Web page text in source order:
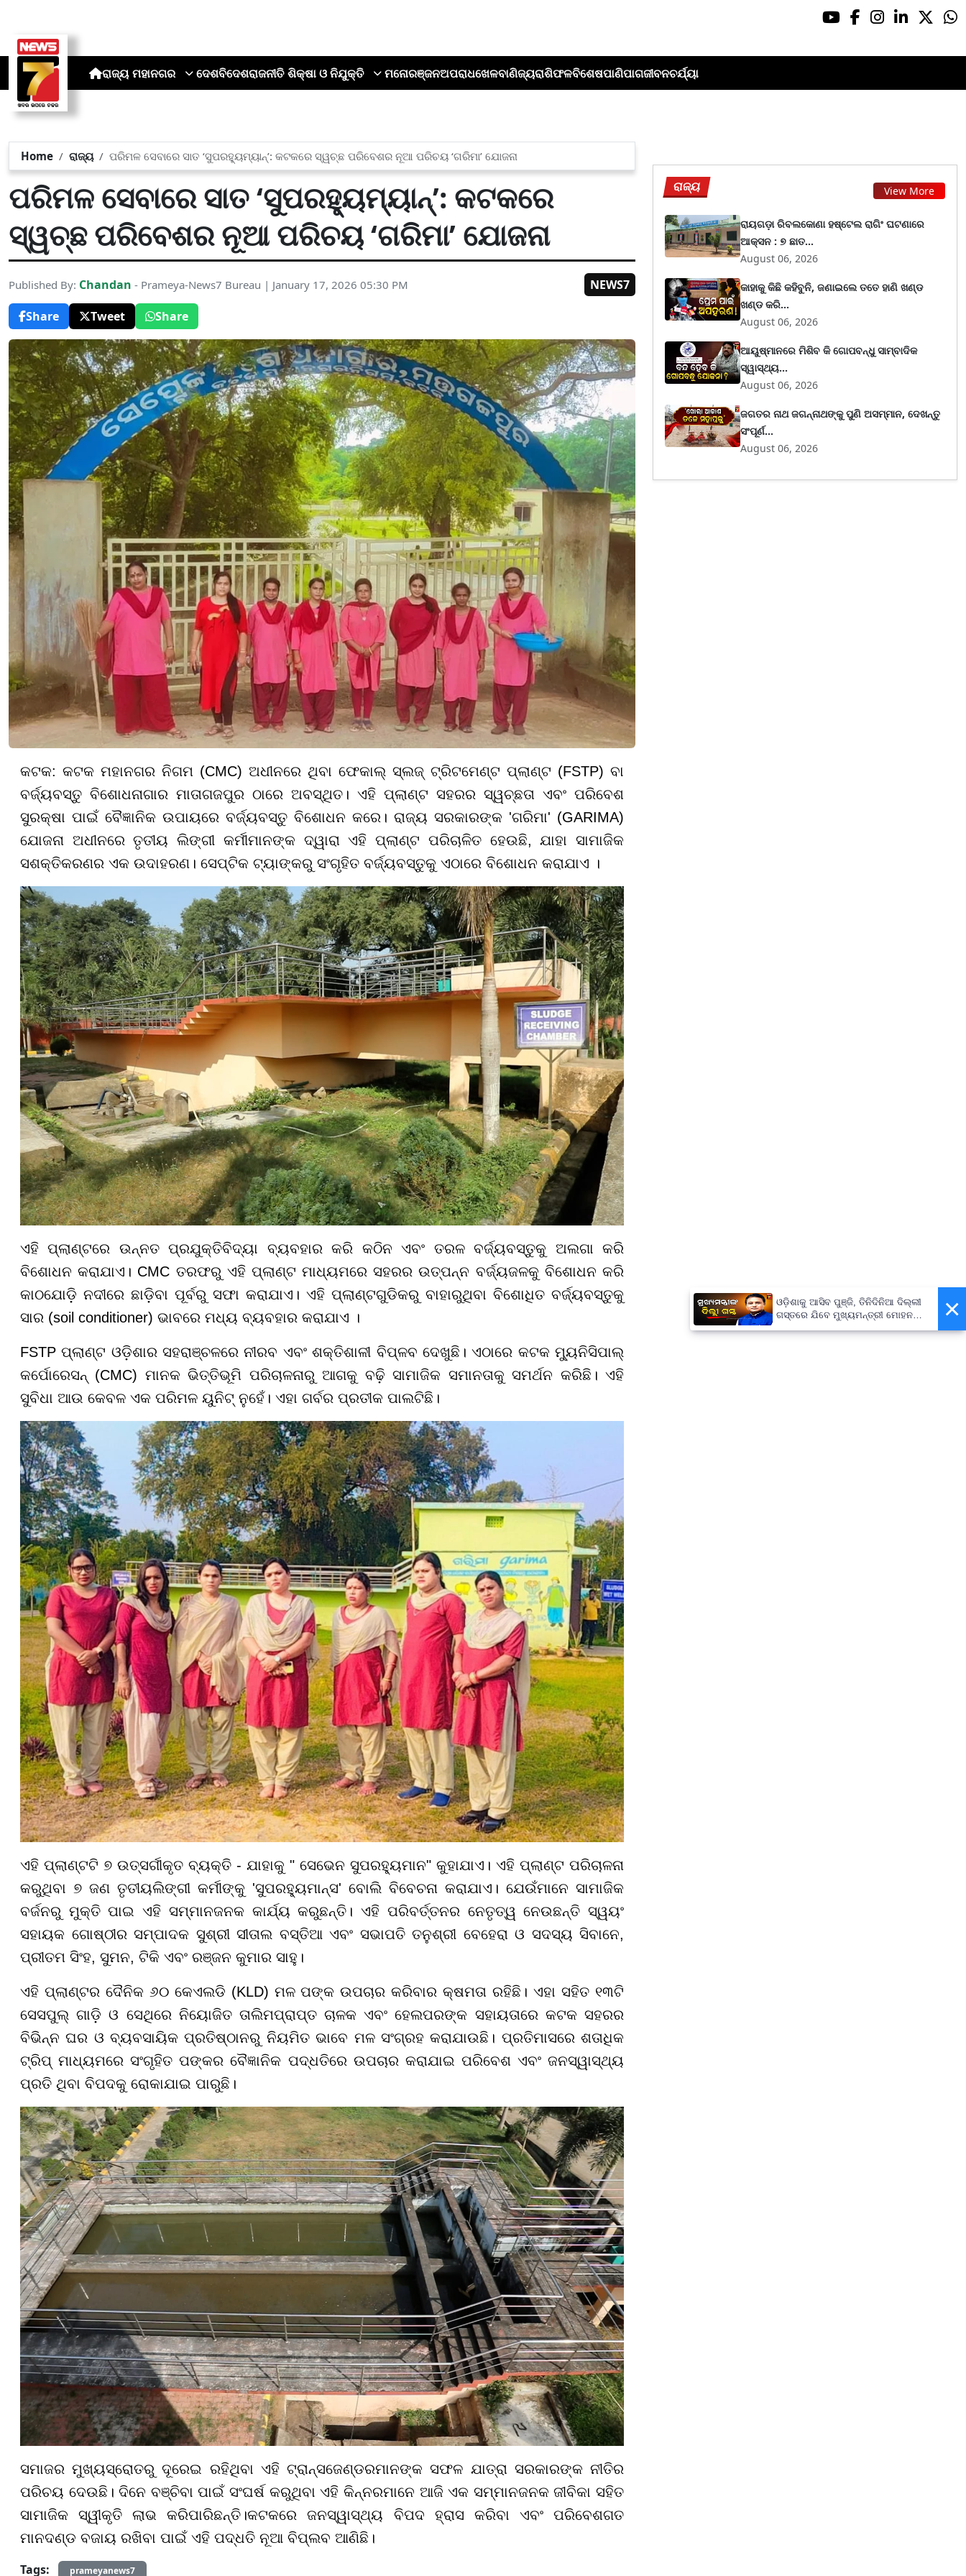
ରାଜ୍ୟ ମହାନଗର ଦେଶବିଦେଶରାଜନୀତି ଶିକ୍ଷା ଓ ନିଯୁକ୍ତି ମନୋରଞ୍ଜନଅପରାଧଖେଳବାଣିଜ୍ୟରାଶିଫଳବିଶେଷପାଣିପାଗଜୀବନଚର୍ଯ୍ୟା
Home ରାଜ୍ୟ ପରିମଳ ସେବାରେ ସାତ ‘ସୁପରହ୍ୟୁମ୍ୟାନ୍’: କଟକରେ ସ୍ୱଚ୍ଛ ପରିବେଶର ନୂଆ ପରିଚୟ ‘ଗରିମା’ ଯୋଜନା
ପରିମଳ ସେବାରେ ସାତ ‘ସୁପରହ୍ୟୁମ୍ୟାନ୍’: କଟକରେ
ସ୍ୱଚ୍ଛ ପରିବେଶର ନୂଆ ପରିଚୟ ‘ଗରିମା’ ଯୋଜନା
Published By: Chandan - Prameya-News7 Bureau | January 17, 2026 05:30 PM
NEWS7
Share
Tweet Share
କଟକ: କଟକ ମହାନଗର ନିଗମ (CMC) ଅଧୀନରେ ଥିବା ଫେକାଲ୍ ସ୍ଲଜ୍ ଟ୍ରିଟମେଣ୍ଟ ପ୍ଲାଣ୍ଟ (FSTP) ବା
ବର୍ଜ୍ୟବସ୍ତୁ ବିଶୋଧନାଗାର ମାତାଗଜପୁର ଠାରେ ଅବସ୍ଥିତ। ଏହି ପ୍ଲାଣ୍ଟ ସହରର ସ୍ୱଚ୍ଛତା ଏବଂ ପରିବେଶ
ସୁରକ୍ଷା ପାଇଁ ବୈଜ୍ଞାନିକ ଉପାୟରେ ବର୍ଜ୍ୟବସ୍ତୁ ବିଶୋଧନ କରେ। ରାଜ୍ୟ ସରକାରଙ୍କ 'ଗରିମା' (GARIMA)
ଯୋଜନା ଅଧୀନରେ ତୃତୀୟ ଲିଙ୍ଗୀ କର୍ମୀମାନଙ୍କ ଦ୍ୱାରା ଏହି ପ୍ଲାଣ୍ଟ ପରିଚାଳିତ ହେଉଛି, ଯାହା ସାମାଜିକ
ସଶକ୍ତିକରଣର ଏକ ଉଦାହରଣ। ସେପ୍ଟିକ ଟ୍ୟାଙ୍କରୁ ସଂଗୃହିତ ବର୍ଜ୍ୟବସ୍ତୁକୁ ଏଠାରେ ବିଶୋଧନ କରାଯାଏ ।
ଏହି ପ୍ଲାଣ୍ଟରେ ଉନ୍ନତ ପ୍ରଯୁକ୍ତିବିଦ୍ୟା ବ୍ୟବହାର କରି କଠିନ ଏବଂ ତରଳ ବର୍ଜ୍ୟବସ୍ତୁକୁ ଅଲଗା କରି
ବିଶୋଧନ କରାଯାଏ। CMC ତରଫରୁ ଏହି ପ୍ଲାଣ୍ଟ ମାଧ୍ୟମରେ ସହରର ଉତ୍ପନ୍ନ ବର୍ଜ୍ୟଜଳକୁ ବିଶୋଧନ କରି
କାଠଯୋଡ଼ି ନଦୀରେ ଛାଡ଼ିବା ପୂର୍ବରୁ ସଫା କରାଯାଏ। ଏହି ପ୍ଲାଣ୍ଟଗୁଡିକରୁ ବାହାରୁଥିବା ବିଶୋଧିତ ବର୍ଜ୍ୟବସ୍ତୁକୁ
ସାର (soil conditioner) ଭାବରେ ମଧ୍ୟ ବ୍ୟବହାର କରାଯାଏ ।
FSTP ପ୍ଲାଣ୍ଟ ଓଡ଼ିଶାର ସହରାଞ୍ଚଳରେ ନୀରବ ଏବଂ ଶକ୍ତିଶାଳୀ ବିପ୍ଳବ ଦେଖୁଛି। ଏଠାରେ କଟକ ମ୍ୟୁନିସିପାଲ୍
କର୍ପୋରେସନ୍ (CMC) ମାନକ ଭିତ୍ତିଭୂମି ପରିଚାଳନାରୁ ଆଗକୁ ବଢ଼ି ସାମାଜିକ ସମାନତାକୁ ସମର୍ଥନ କରିଛି। ଏହି
ସୁବିଧା ଆଉ କେବଳ ଏକ ପରିମଳ ୟୁନିଟ୍ ନୁହେଁ। ଏହା ଗର୍ବର ପ୍ରତୀକ ପାଲଟିଛି।
ଏହି ପ୍ଲାଣ୍ଟଟି ୭ ଉତ୍ସର୍ଗୀକୃତ ବ୍ୟକ୍ତି - ଯାହାକୁ " ସେଭେନ ସୁପରହ୍ୟୁମାନ" କୁହାଯାଏ। ଏହି ପ୍ଲାଣ୍ଟ ପରିଚାଳନା
କରୁଥିବା ୭ ଜଣ ତୃତୀୟଲିଙ୍ଗୀ କର୍ମୀଙ୍କୁ 'ସୁପରହ୍ୟୁମାନ୍ସ' ବୋଲି ବିବେଚନା କରାଯାଏ। ଯେଉଁମାନେ ସାମାଜିକ
ବର୍ଜନରୁ ମୁକ୍ତି ପାଇ ଏହି ସମ୍ମାନଜନକ କାର୍ଯ୍ୟ କରୁଛନ୍ତି। ଏହି ପରିବର୍ତ୍ତନର ନେତୃତ୍ୱ ନେଉଛନ୍ତି ସ୍ୱୟଂ
ସହାୟକ ଗୋଷ୍ଠୀର ସମ୍ପାଦକ ସୁଶ୍ରୀ ସୀତାଲ ବସ୍ତିଆ ଏବଂ ସଭାପତି ତନୁଶ୍ରୀ ବେହେରା ଓ ସଦସ୍ୟ ସିବାନେ,
ପ୍ରୀତମ ସିଂହ, ସୁମନ, ଟିକି ଏବଂ ରଞ୍ଜନ କୁମାର ସାହୁ।
ଏହି ପ୍ଲାଣ୍ଟର ଦୈନିକ ୬୦ କେଏଲଡି (KLD) ମଳ ପଙ୍କ ଉପଚାର କରିବାର କ୍ଷମତା ରହିଛି। ଏହା ସହିତ ୧୩ଟି
ସେସପୁଲ୍ ଗାଡ଼ି ଓ ସେଥିରେ ନିୟୋଜିତ ତାଲିମପ୍ରାପ୍ତ ଚାଳକ ଏବଂ ହେଲପରଙ୍କ ସହାୟତାରେ କଟକ ସହରର
ବିଭିନ୍ନ ଘର ଓ ବ୍ୟବସାୟିକ ପ୍ରତିଷ୍ଠାନରୁ ନିୟମିତ ଭାବେ ମଳ ସଂଗ୍ରହ କରାଯାଉଛି। ପ୍ରତିମାସରେ ଶତାଧିକ
ଟ୍ରିପ୍ ମାଧ୍ୟମରେ ସଂଗୃହିତ ପଙ୍କର ବୈଜ୍ଞାନିକ ପଦ୍ଧତିରେ ଉପଚାର କରାଯାଇ ପରିବେଶ ଏବଂ ଜନସ୍ୱାସ୍ଥ୍ୟ
ପ୍ରତି ଥିବା ବିପଦକୁ ରୋକାଯାଇ ପାରୁଛି।
ସମାଜର ମୁଖ୍ୟସ୍ରୋତରୁ ଦୂରେଇ ରହିଥିବା ଏହି ଟ୍ରାନ୍ସଜେଣ୍ଡରମାନଙ୍କ ସଫଳ ଯାତ୍ରା ସରକାରଙ୍କ ନୀତିର
ପରିଚୟ ଦେଉଛି। ଦିନେ ବଞ୍ଚିବା ପାଇଁ ସଂଘର୍ଷ କରୁଥିବା ଏହି କିନ୍ନରମାନେ ଆଜି ଏକ ସମ୍ମାନଜନକ ଜୀବିକା ସହିତ
ସାମାଜିକ ସ୍ୱୀକୃତି ଲାଭ କରିପାରିଛନ୍ତି।କଟକରେ ଜନସ୍ୱାସ୍ଥ୍ୟ ବିପଦ ହ୍ରାସ କରିବା ଏବଂ ପରିବେଶଗତ
ମାନଦଣ୍ଡ ବଜାୟ ରଖିବା ପାଇଁ ଏହି ପଦ୍ଧତି ନୂଆ ବିପ୍ଲବ ଆଣିଛି।
Tags:
prameyanews7
ରାଜ୍ୟ View More
ରାୟଗଡ଼ା ରିବଲକୋଣା ହଷ୍ଟେଲ ରାଗିଂ ଘଟଣାରେ
ଆକ୍ସନ : ୭ ଛାତ...
August 06, 2026
କାହାକୁ କିଛି କହିବୁନି, ଜଣାଇଲେ ତତେ ହାଣି ଖଣ୍ଡ
ଖଣ୍ଡ କରି...
August 06, 2026
ଆୟୁଷ୍ମାନରେ ମିଶିବ କି ଗୋପବନ୍ଧୁ ସାମ୍ବାଦିକ
ସ୍ୱାସ୍ଥ୍ୟ...
August 06, 2026
ଜଗତର ନାଥ ଜଗନ୍ନାଥଙ୍କୁ ପୁଣି ଅସମ୍ମାନ, ଦେଖନ୍ତୁ
ସଂପୂର୍ଣ...
August 06, 2026
×
ଓଡ଼ିଶାକୁ ଆସିବ ପୁଞ୍ଜି, ତିନିଦିନିଆ ଦିଲ୍ଲୀ
ଗସ୍ତରେ ଯିବେ ମୁଖ୍ୟମନ୍ତ୍ରୀ ମୋହନ
ମାଝୀ